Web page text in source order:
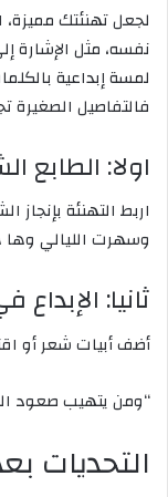
لجعل تهنئتك
نفسه، مثل الإشارة
لمسة إبداعية
فالتفاصيل الصغيرة
اولا: الطابع
اربط التهنئة
وسهرت الليالي وها
ثانيا:
أضف أبيات شعر أو
“ومن يتهيب صعود
التحديات